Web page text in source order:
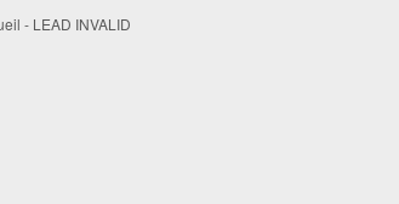
- LEAD INVALID